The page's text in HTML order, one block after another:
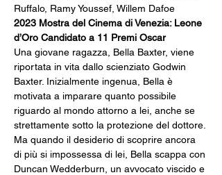
Ruffalo, Ramy Youssef, Willem Dafoe
2023 Mostra del Cinema di Venezia: Leone
d’Oro Candidato a 11 Premi Oscar
Una giovane ragazza, Bella Baxter, viene
riportata in vita dallo scienziato Godwin
Baxter. Inizialmente ingenua, Bella è
motivata a imparare quanto possibile
riguardo al mondo attorno a lei, anche se
strettamente sotto la protezione del dottore.
Ma quando il desiderio di scoprire ancora
di più si impossessa di lei, Bella scappa con
Duncan Wedderburn, un avvocato viscido e